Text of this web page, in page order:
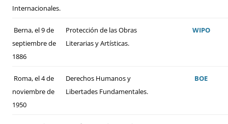
Internacionales.
Berna, el 9 de
septiembre de
1886
Protección de las Obras
Literarias y Artísticas.
WIPO
Roma, el 4 de
noviembre de
1950
Derechos Humanos y
Libertades Fundamentales.
BOE